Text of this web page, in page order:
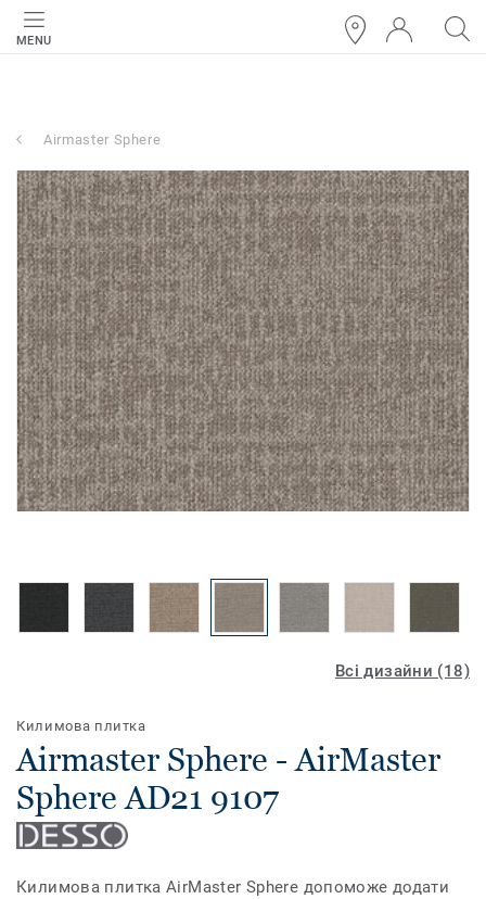
MENU
Airmaster Sphere
Всі дизайни (18)
Килимова плитка
Airmaster Sphere - AirMaster
Sphere AD21 9107
Килимова плитка AirMaster Sphere допоможе додати